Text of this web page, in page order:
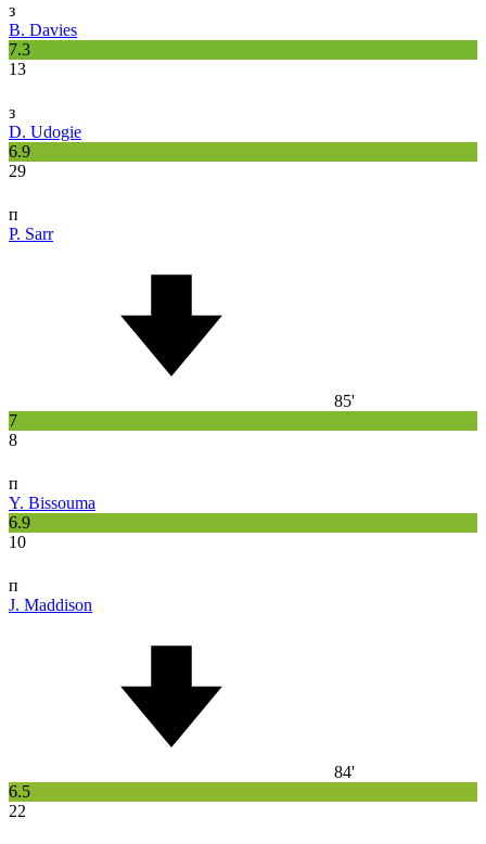
з
B. Davies
7.3
13
з
D. Udogie
6.9
29
п
P. Sarr
85'
7
8
п
Y. Bissouma
6.9
10
п
J. Maddison
84'
6.5
22